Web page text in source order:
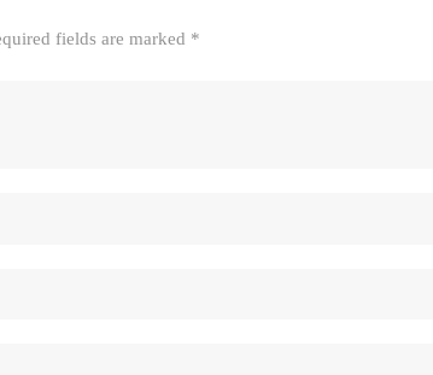
fields are marked *